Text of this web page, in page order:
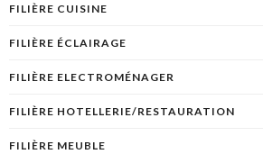
FILIÈRE CUISINE
FILIÈRE ÉCLAIRAGE
FILIÈRE ELECTROMÉNAGER
FILIÈRE HOTELLERIE/RESTAURATION
FILIÈRE MEUBLE